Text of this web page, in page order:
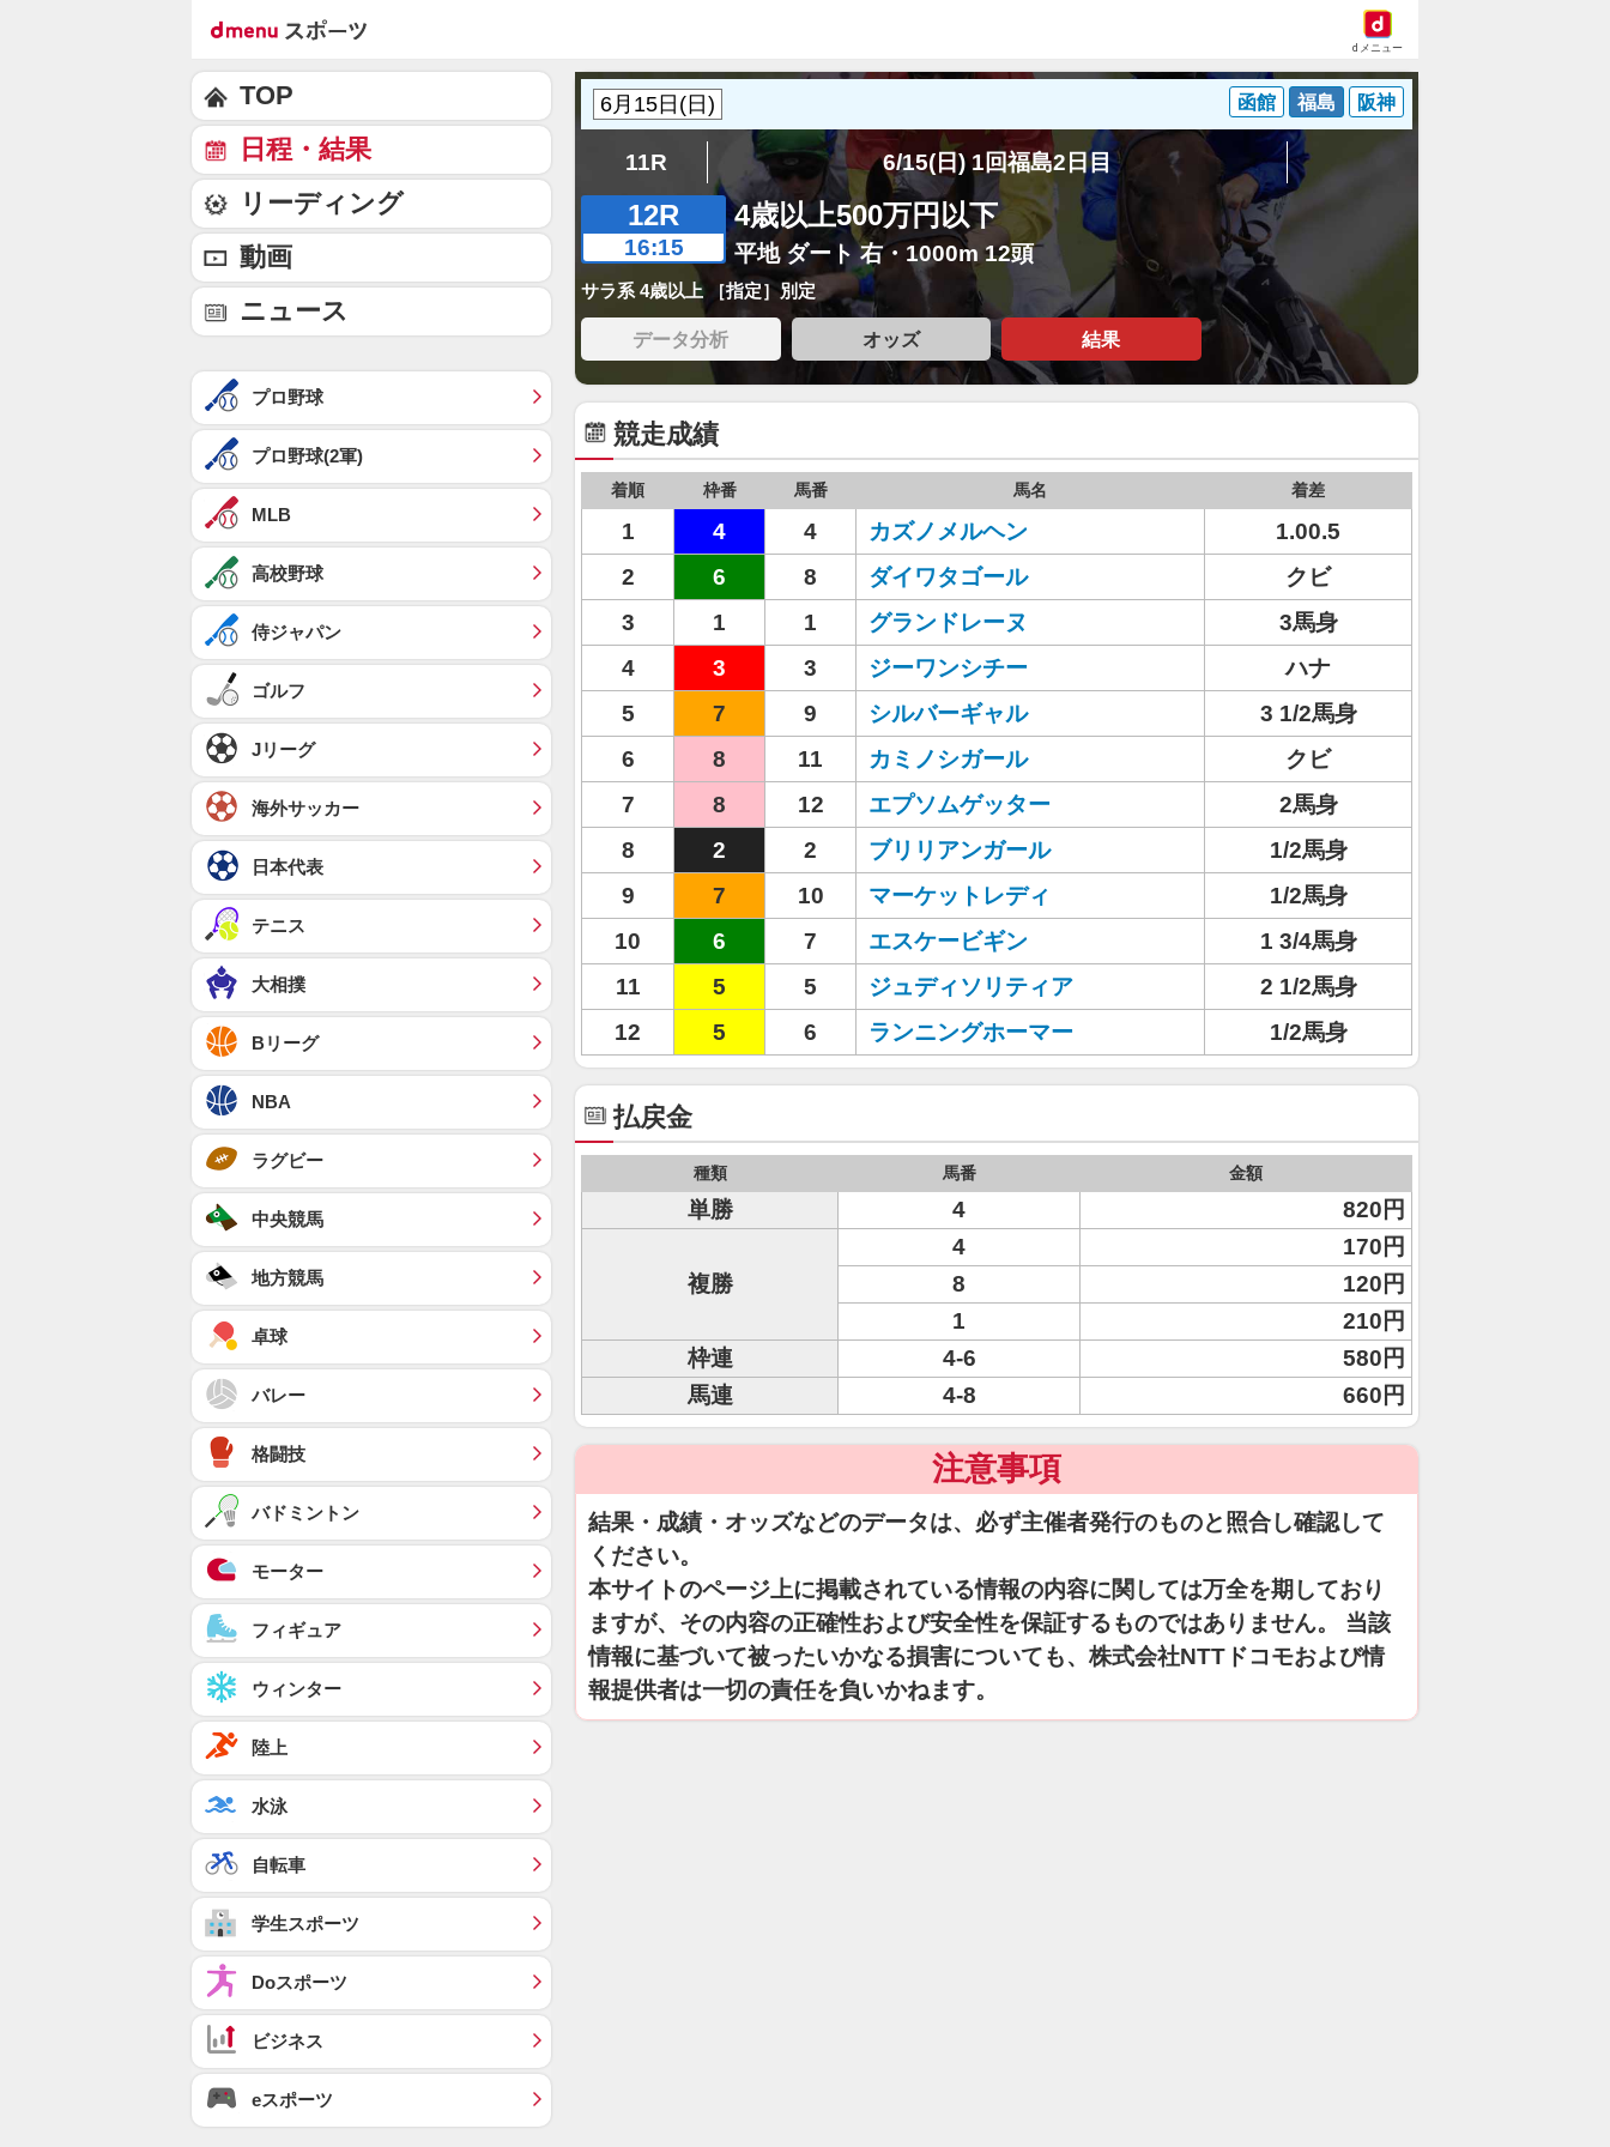
dメニュー
函館 福島 阪神
11R 6/15(日) 1回福島2日目
12R
16:15
4歳以上500万円以下
平地 ダート 右・1000m 12頭
サラ系 4歳以上 ［指定］別定
データ分析 オッズ 結果
競走成績
着順 枠番 馬番 馬名 着差
1 4 4 カズノメルヘン
1.00.5
2
6 8 ダイワタゴール
クビ
3
1 1 グランドレーヌ
3馬身
4
3 3 ジーワンシチー
ハナ
5
7 9 シルバーギャル
3 1/2馬身
6
8 11 カミノシガール
クビ
7
8 12 エプソムゲッター
2馬身
8
2 2 ブリリアンガール
1/2馬身
9
7 10 マーケットレディ
1/2馬身
10
6 7 エスケービギン
1 3/4馬身
11
5 5 ジュディソリティア
2 1/2馬身
12
5 6 ランニングホーマー 1/2馬身
払戻金
種類 馬番 金額
単勝 4 820円
複勝
4
170円
8
120円
1
210円
枠連
4-6
580円
馬連
4-8 660円
注意事項
結果・成績・オッズなどのデータは、必ず主催者発行のものと照合し確認して
ください。
本サイトのページ上に掲載されている情報の内容に関しては万全を期しており
ますが、その内容の正確性および安全性を保証するものではありません。 当該
情報に基づいて被ったいかなる損害についても、株式会社NTTドコモおよび情
報提供者は一切の責任を負いかねます。
TOP
日程・結果
リーディング
動画
ニュース
プロ野球
プロ野球(2軍)
MLB
高校野球
侍ジャパン
ゴルフ
Jリーグ
海外サッカー
日本代表
テニス
大相撲
Bリーグ
NBA
ラグビー
中央競馬
地方競馬
卓球
バレー
格闘技
バドミントン
モーター
フィギュア
ウィンター
陸上
水泳
自転車
学生スポーツ
Doスポーツ
ビジネス
eスポーツ